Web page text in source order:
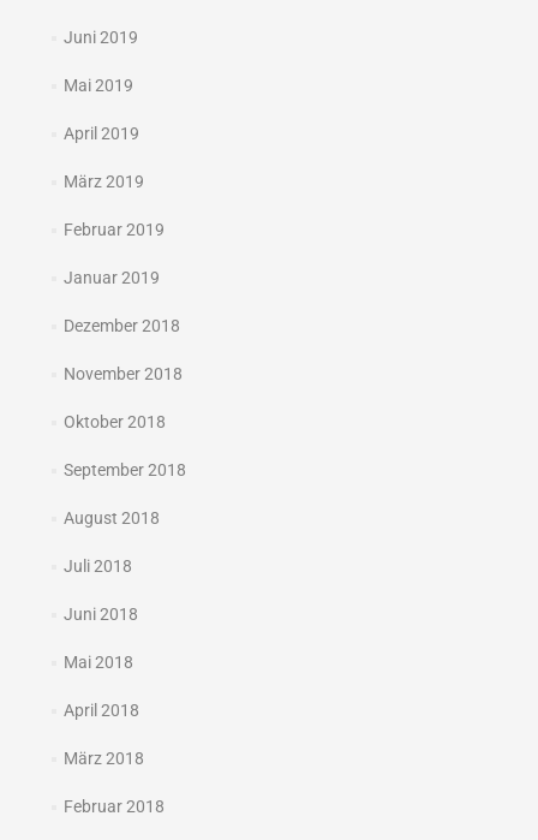
Juni 2019
Mai 2019
April 2019
März 2019
Februar 2019
Januar 2019
Dezember 2018
November 2018
Oktober 2018
September 2018
August 2018
Juli 2018
Juni 2018
Mai 2018
April 2018
März 2018
Februar 2018